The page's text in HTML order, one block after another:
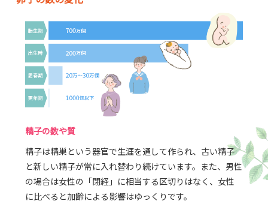
精子の数や質
精子は精巣という器官で生涯を通して作られ、古い精子
と新しい精子が常に入れ替わり続けています。また、男性
の場合は女性の「閉経」に相当する区切りはなく、女性
に比べると加齢による影響はゆっくりです。